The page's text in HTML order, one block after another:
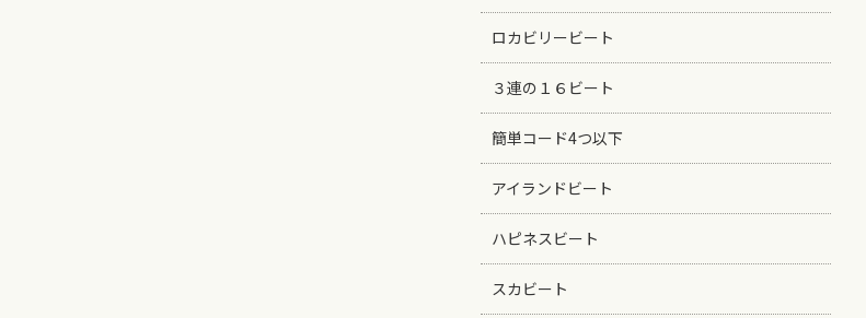
ロカビリービート
３連の１６ビート
簡単コード4つ以下
アイランドビート
ハピネスビート
スカビート